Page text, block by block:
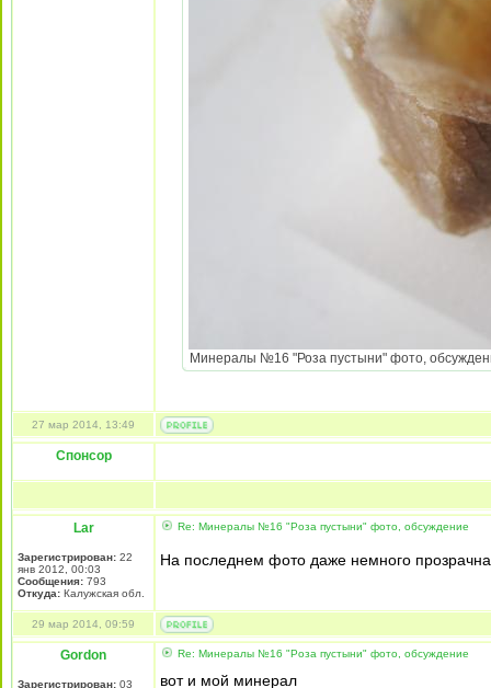
Минералы №16 "Роза пустыни" фото,
27 мар 2014, 13:49
Спонсор
Lar
Зарегистрирован: 22
янв 2012, 00:03
Сообщения: 793
Откуда: Калужская обл.
Re: Минералы №16 "Роза пустыни" фото, обсуждение
На последнем фото даже немного
29 мар 2014, 09:59
Gordon
Зарегистрирован: 03
Re: Минералы №16 "Роза пустыни" фото, обсуждение
вот и мой минерал